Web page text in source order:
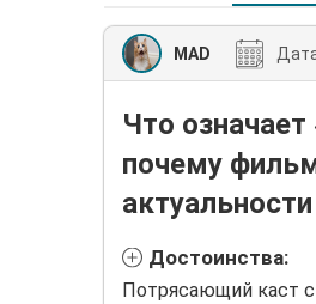
MAD
Что
почему
Достоинства:
Потрясающий каст